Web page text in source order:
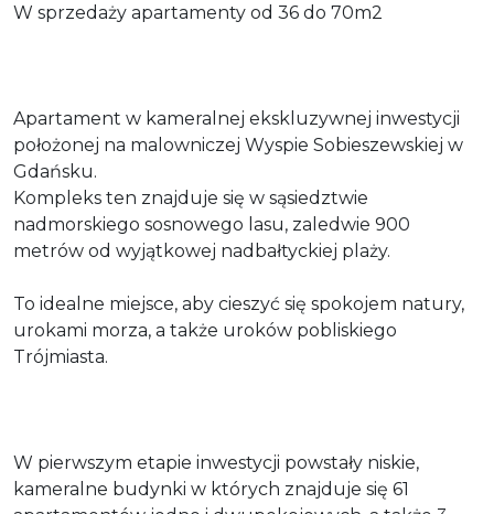
W sprzedaży apartamenty od 36 do 70m2
Apartament w kameralnej ekskluzywnej inwestycji
położonej na malowniczej Wyspie Sobieszewskiej w
Gdańsku.
Kompleks ten znajduje się w sąsiedztwie
nadmorskiego sosnowego lasu, zaledwie 900
metrów od wyjątkowej nadbałtyckiej plaży.
To idealne miejsce, aby cieszyć się spokojem natury,
urokami morza, a także uroków pobliskiego
Trójmiasta.
W pierwszym etapie inwestycji powstały niskie,
kameralne budynki w których znajduje się 61